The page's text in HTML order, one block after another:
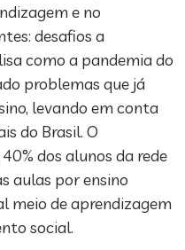
e no
desafios a
como a pandemia do
problemas que já
levando em conta
do Brasil. O
dos alunos da rede
aulas por ensino
meio de aprendizagem
social.